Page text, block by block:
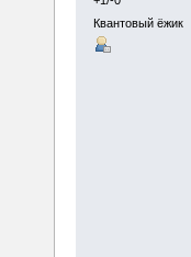
Квантовый ёжик